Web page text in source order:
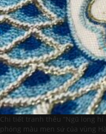
Chi tiết tranh thêu “Ngũ long hí
phỏng màu men sứ của vùng